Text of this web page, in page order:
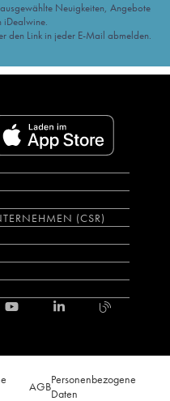
Neuigkeiten, Angebote
iDealwine.
den Link in jeder E-Mail abmelden.
(CSR)
AGBPersonenbezogene
Daten